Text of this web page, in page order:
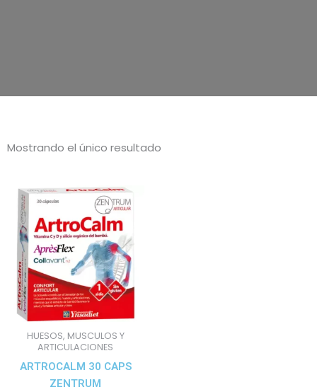
Mostrando el único resultado
HUESOS, MUSCULOS Y
ARTICULACIONES
ARTROCALM 30 CAPS
ZENTRUM